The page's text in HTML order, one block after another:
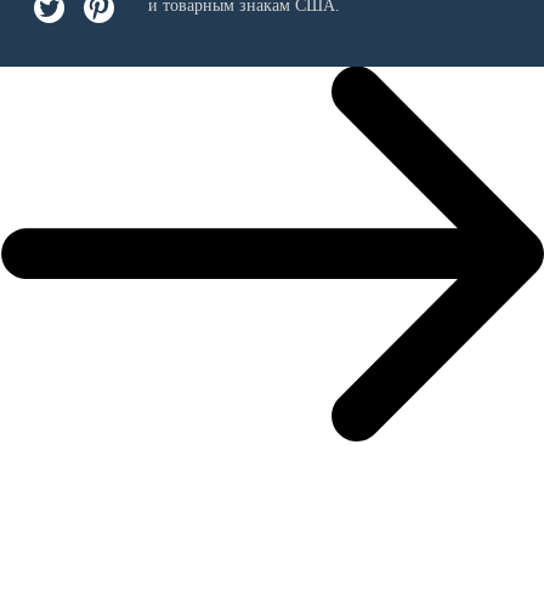
и товарным знакам США.